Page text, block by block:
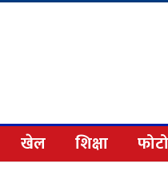
खेल शिक्षा फोटो